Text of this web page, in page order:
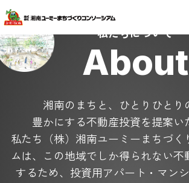
不動産投
私たちについて
About
湘南のまちと、ひとりひとり
豊かにする不動産投資を提案い
私たち（株）湘南ユーミーまちづく
ムは、 この地域でしか得られない不
するため、 投資用アパート・マン